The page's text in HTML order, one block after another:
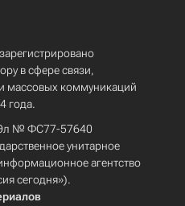
в сфере связи,
массовых коммуникаций
года.
Эл № ФС77-57640
унитарное
агентство
сегодня»).